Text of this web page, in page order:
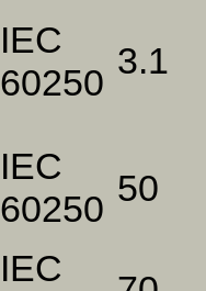
IEC
60250
3.1
IEC
60250 50
IEC